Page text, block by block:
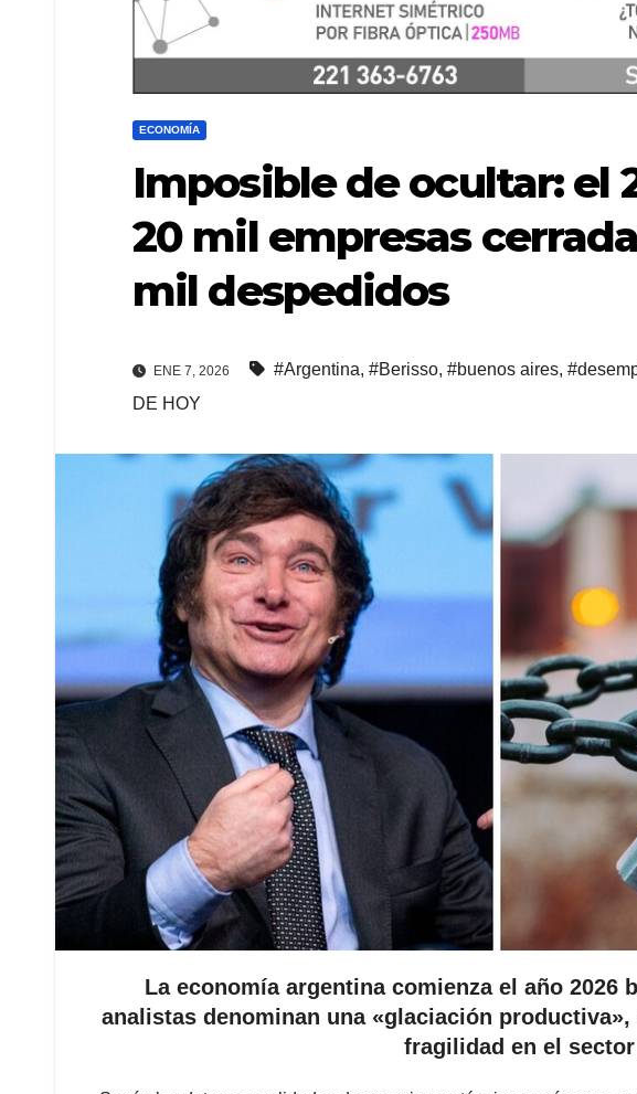
ECONOMÍA
Imposible de ocultar: el
20 mil empresas
mil despedidos
ENE 7, 2026 #Argentina, #Berisso, #buenos aires,
DE HOY
La economía argentina comienza el año 2026
analistas denominan una «glaciación
fragilidad en el